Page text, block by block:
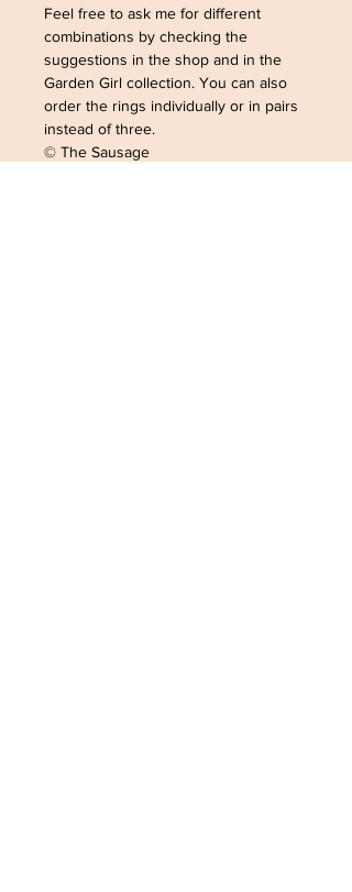
Feel free to ask me for different
combinations by checking the
suggestions in the shop and in the
Garden Girl collection. You can also
order the rings individually or in pairs
instead of three.
© The Sausage